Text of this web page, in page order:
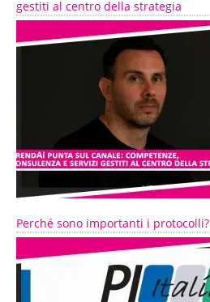
gestiti al centro della strategia
Perché sono importanti i protocolli?